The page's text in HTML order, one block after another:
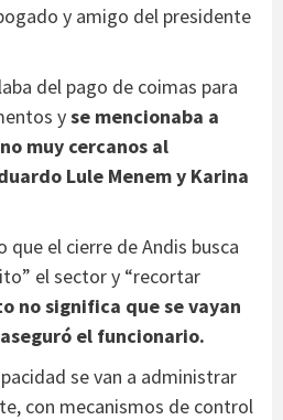
y amigo del presidente
del pago de coimas para
yse mencionaba a
muy cercanos al
Lule Menem y Karina
que el cierre de Andis busca
el sector y “recortar
no significa que se vayan
el funcionario.
se van a administrar
con mecanismos de control